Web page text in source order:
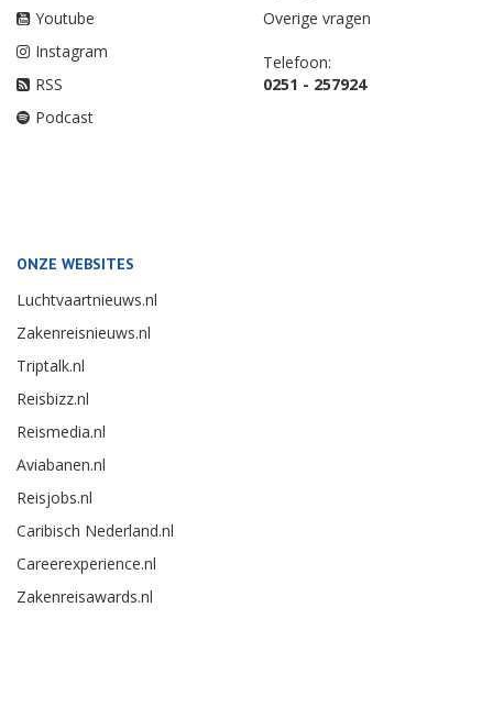
Youtube
Instagram
RSS
Podcast
Overige vragen
Telefoon:
0251 - 257924
ONZE WEBSITES
Luchtvaartnieuws.nl
Zakenreisnieuws.nl
Triptalk.nl
Reisbizz.nl
Reismedia.nl
Aviabanen.nl
Reisjobs.nl
Caribisch Nederland.nl
Careerexperience.nl
Zakenreisawards.nl